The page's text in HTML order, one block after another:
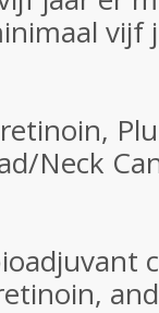
vijf
Neck